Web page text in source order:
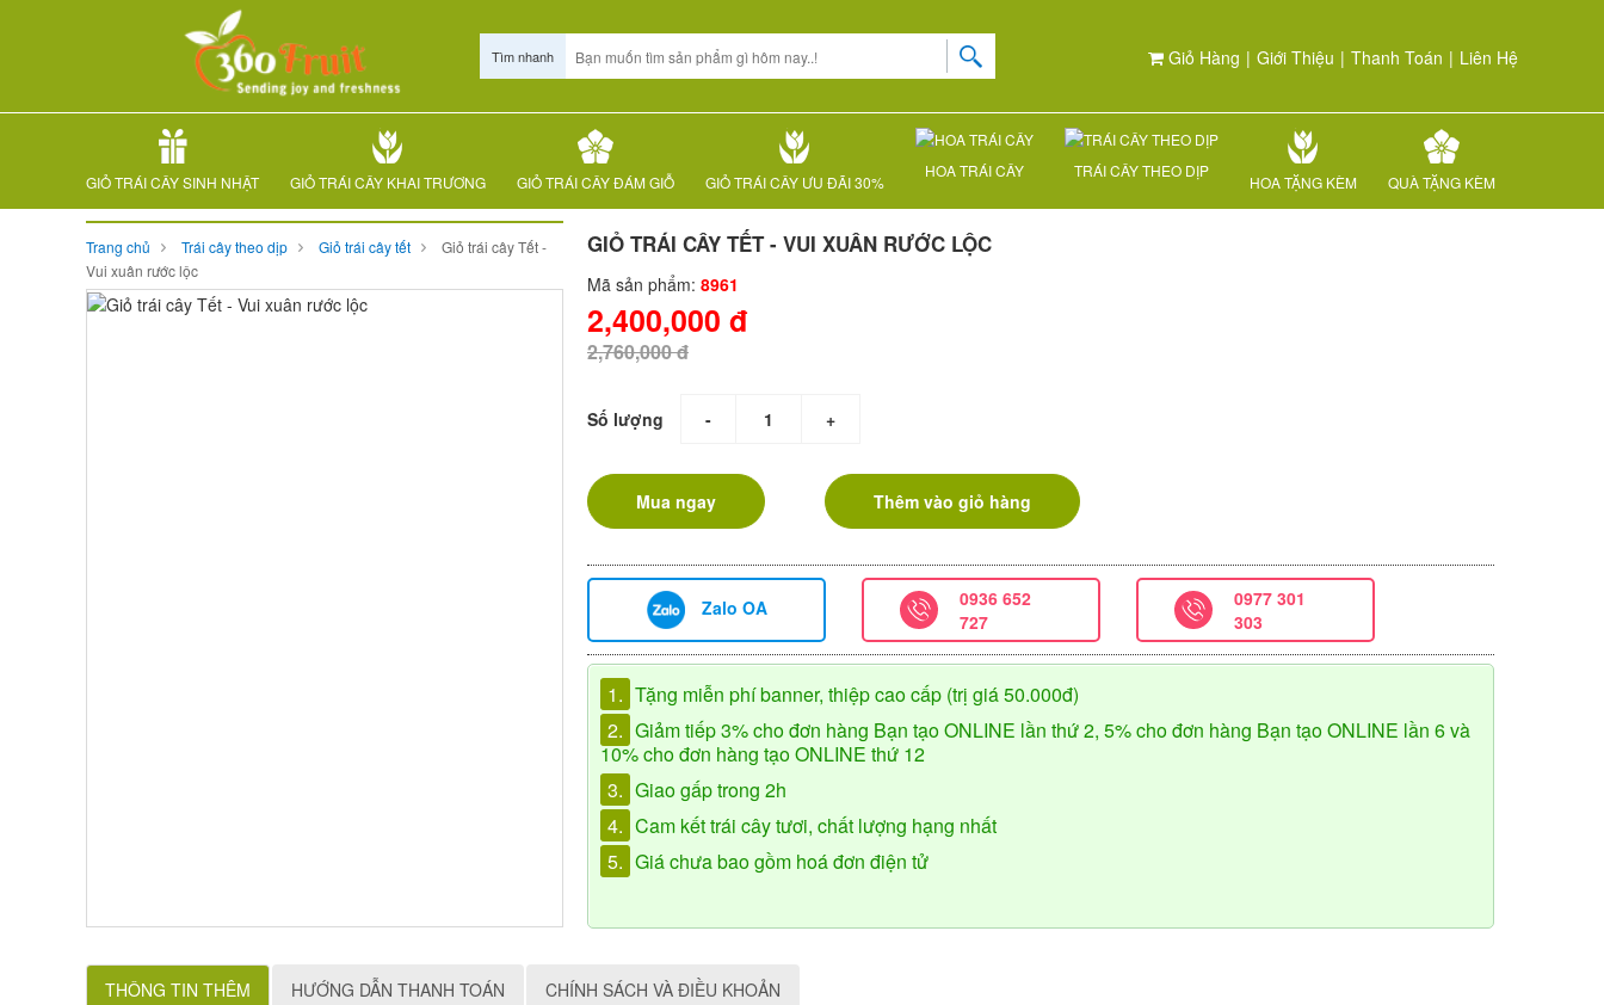
Giỏ Hàng | Giới Thiệu | Thanh Toán | Liên Hệ
Tìm nhanh
GIỎ TRÁI CÂY SINH NHẬT GIỎ TRÁI CÂY KHAI TRƯƠNG GIỎ TRÁI CÂY ĐÁM GIỖ GIỎ TRÁI CÂY ƯU ĐÃI 30%
HOA TRÁI CÂY TRÁI CÂY THEO DỊP
HOA TẶNG KÈM QUÀ TẶNG KÈM
Trang chủ Trái cây theo dịp Giỏ trái cây tết
Giỏ trái cây Tết -
Vui xuân rước lộc
GIỎ TRÁI CÂY TẾT - VUI XUÂN RƯỚC LỘC
Mã sản phẩm: 8961
2,400,000 đ
2,760,000 đ
Số lượng - +
Mua ngay Thêm vào giỏ hàng
Zalo OA
0936 652
727
0977 301
303
1. Tặng miễn phí banner, thiệp cao cấp (trị giá 50.000đ)
2. Giảm tiếp 3% cho đơn hàng Bạn tạo ONLINE lần thứ 2, 5% cho đơn hàng Bạn tạo ONLINE lần 6 và
10% cho đơn hàng tạo ONLINE thứ 12
3. Giao gấp trong 2h
4. Cam kết trái cây tươi, chất lượng hạng nhất
5. Giá chưa bao gồm hoá đơn điện tử
THÔNG TIN THÊM HƯỚNG DẪN THANH TOÁN CHÍNH SÁCH VÀ ĐIỀU KHOẢN